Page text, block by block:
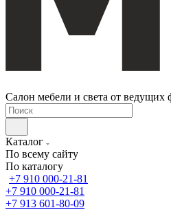
Салон мебели и света от
Каталог
По всему сайту
По каталогу
+7 910 000-21-81
+7 910 000-21-81
+7 913 601-80-09